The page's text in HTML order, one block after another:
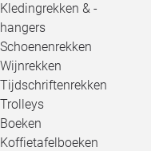
Kledingrekken & -
hangers
Schoenenrekken
Wijnrekken
Tijdschriftenrekken
Trolleys
Boeken
Koffietafelboeken